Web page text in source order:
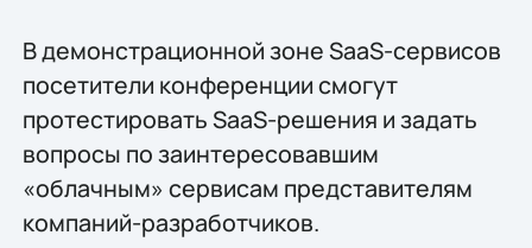
В демонстрационной зоне SaaS-сервисов
посетители конференции смогут
протестировать SaaS-решения и задать
вопросы по заинтересовавшим
«облачным» сервисам представителям
компаний-разработчиков.